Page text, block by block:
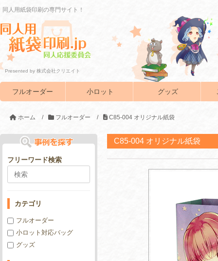
同人用紙袋印刷の専門サイト！
Presented by 株式会社クリエイト
フルオーダー 小ロット グッズ
ホーム / フルオーダー / C85-004 オリジナル紙袋
C85-004 オリジナル紙袋
フリーワード検索
カテゴリ
フルオーダー
小ロット対応バッグ
グッズ